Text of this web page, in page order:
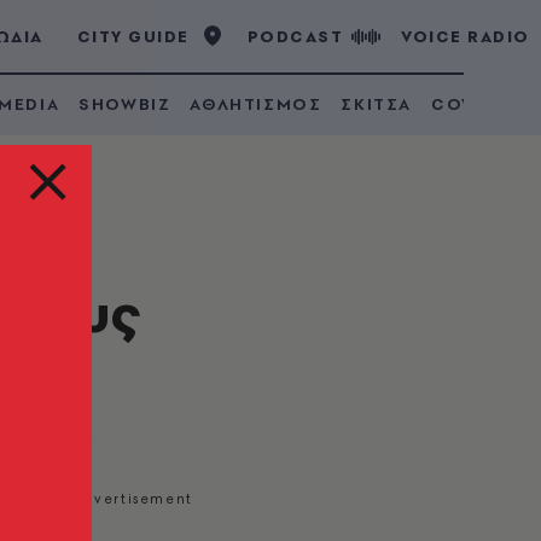
CITY GUIDE PODCAST VOICE RADIO
SHOWBIZ ΑΘΛΗΤΙΣΜΟΣ ΣΚΙΤΣΑ COVID 19